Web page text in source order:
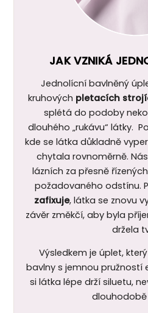
JAK VZNIKÁ
Jednolícní bavlněný
kruhových pletacích
splétá do podoby
dlouhého „rukávu“ látky.
kde se látka důkladně
chytala rovnoměrně.
lázních za přesně
požadovaného odstínu.
zafixuje, látka se znovu
závěr změkčí, aby byla
držela
Výsledkem je úplet,
bavlny s jemnou pružností
si látka lépe drží siluetu,
dlouhodobě